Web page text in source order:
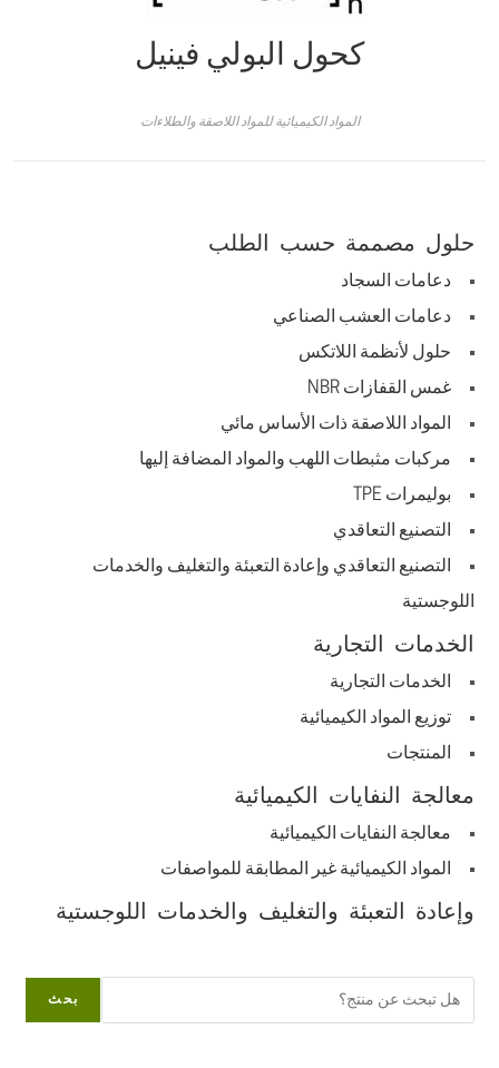
كحول البولي فينيل
المواد الكيميائية للمواد اللاصقة والطلاءات
حلول مصممة حسب الطلب
دعامات السجاد
دعامات العشب الصناعي
حلول لأنظمة اللاتكس
غمس القفازات NBR
المواد اللاصقة ذات الأساس مائي
مركبات مثبطات اللهب والمواد المضافة إليها
بوليمرات TPE
التصنيع التعاقدي
التصنيع التعاقدي وإعادة التعبئة والتغليف والخدمات
اللوجستية
الخدمات التجارية
الخدمات التجارية
توزيع المواد الكيميائية
المنتجات
معالجة النفايات الكيميائية
معالجة النفايات الكيميائية
المواد الكيميائية غير المطابقة للمواصفات
وإعادة التعبئة والتغليف والخدمات اللوجستية
بحث